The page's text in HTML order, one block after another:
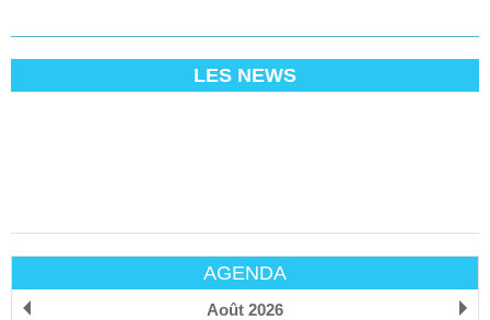
LES NEWS
AGENDA
Août 2026